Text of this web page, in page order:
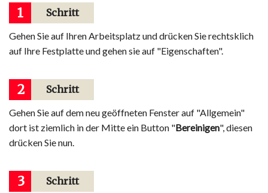
1 Schritt
Gehen Sie auf Ihren Arbeitsplatz und drücken Sie rechtsklich
auf Ihre Festplatte und gehen sie auf "Eigenschaften".
2 Schritt
Gehen Sie auf dem neu geöffneten Fenster auf "Allgemein"
dort ist ziemlich in der Mitte ein Button "Bereinigen", diesen
drücken Sie nun.
3 Schritt